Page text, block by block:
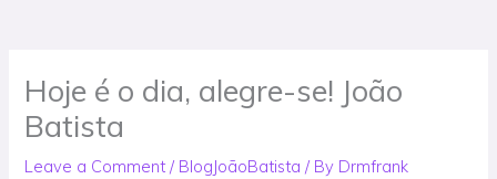
Hoje é o dia, alegre-se! João
Batista
Leave a Comment / BlogJoãoBatista / By Drmfrank